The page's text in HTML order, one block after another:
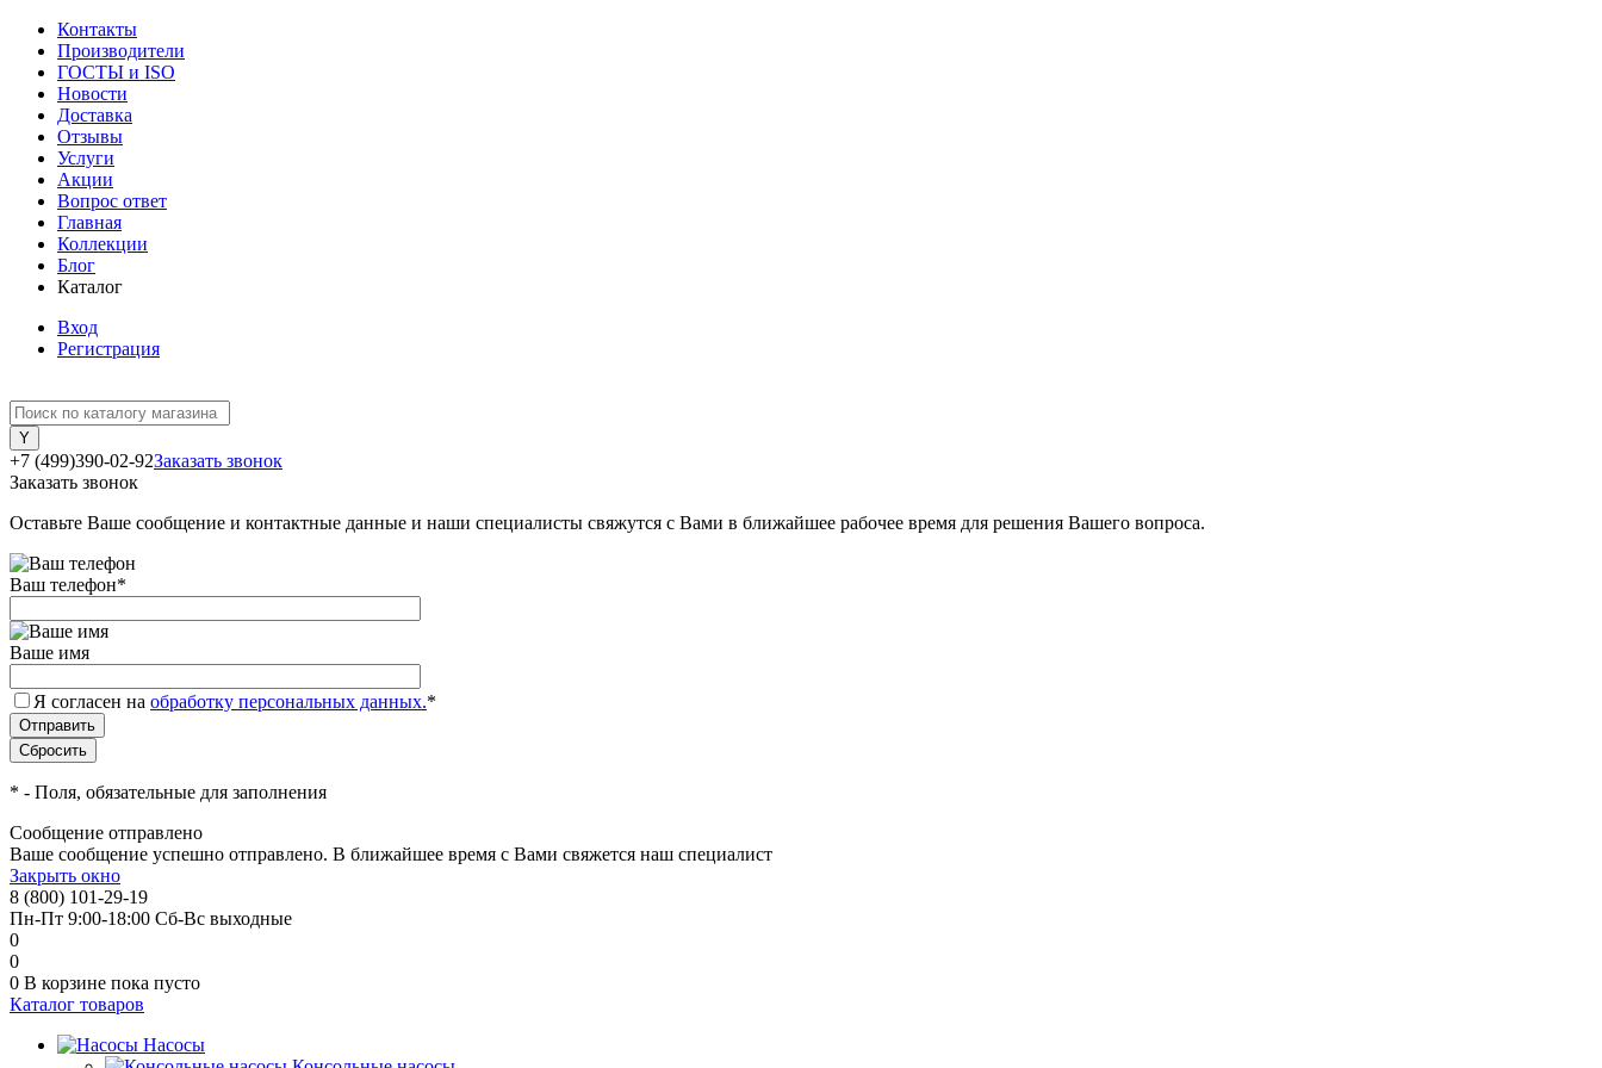
Контакты
Производители
ГОСТЫ и ISO
Новости
Доставка
Отзывы
Услуги
Акции
Вопрос ответ
Главная
Коллекции
Блог
Каталог
Вход
Регистрация
+7 (499)390-02-92Заказать звонок
Заказать звонок
Оставьте Ваше сообщение и контактные данные и наши специалисты свяжутся с Вами в ближайшее рабочее время для решения Вашего вопроса.
Ваш телефон*
Ваше имя
Я согласен на обработку персональных данных.*
* - Поля, обязательные для заполнения
Сообщение отправлено
Ваше сообщение успешно отправлено. В ближайшее время с Вами свяжется наш специалист
Закрыть окно
8 (800) 101-29-19
Пн-Пт 9:00-18:00 Сб-Вс выходные
0
0
0 В корзине пока пусто
Каталог товаров
Насосы